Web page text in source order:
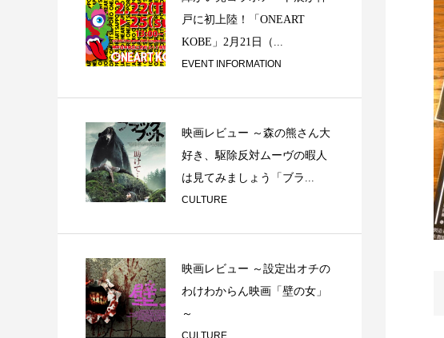
アフリカンジャズ
戸に初上陸！「ONEART
KOBE」2月21日（...
EVENT INFORMATION
映画レビュー ～森の熊さん大
好き、駆除反対ムーヴの暇人
は見てみましょう「ブラ...
CULTURE
映画レビュー ～設定出オチの
わけわからん映画「壁の女」
～
CULTURE